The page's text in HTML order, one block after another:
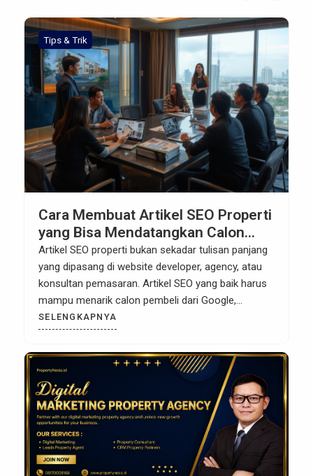
Tips & Trik
Cara Membuat Artikel SEO Properti
yang Bisa Mendatangkan Calon
Buyer
Artikel SEO properti bukan sekadar tulisan panjang
yang dipasang di website developer, agency, atau
konsultan pemasaran. Artikel SEO yang baik harus
mampu menarik calon pembeli dari Google,
menjawab pertanyaan mereka, membangun
kepercayaan, lalu mengarahkan mereka untuk
menghubungi sales, meminta pricelist, melakukan
simulasi KPR, atau menjadwalkan survei lokasi.
Dengan kata lain, artikel SEO properti harus bekerja
[…]
SELENGKAPNYA